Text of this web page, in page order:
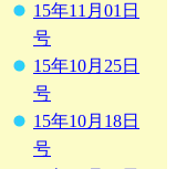
15年11月01日
号
15年10月25日
号
15年10月18日
号